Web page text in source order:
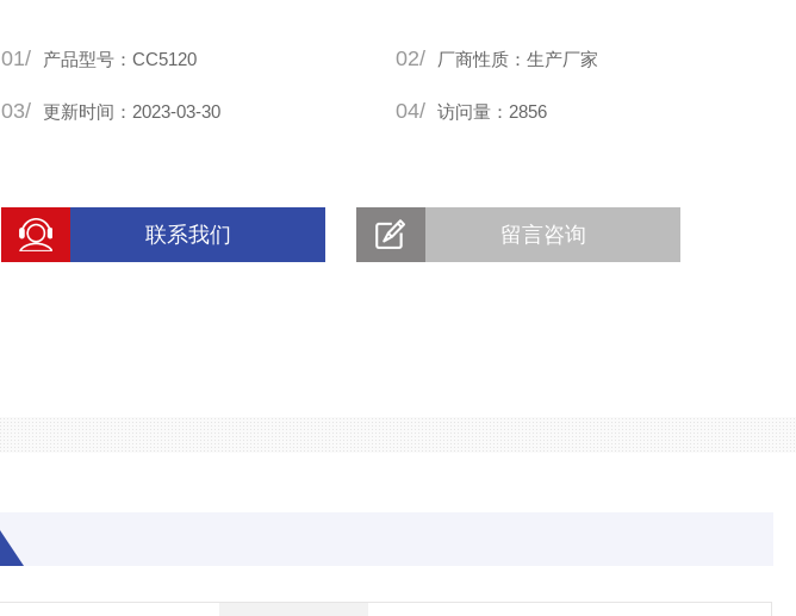
保
01/ 产品型号：CC5120 02/ 厂商性质：生产厂家
03/ 更新时间：2023-03-30 04/ 访问量：2856
联系我们 留言咨询